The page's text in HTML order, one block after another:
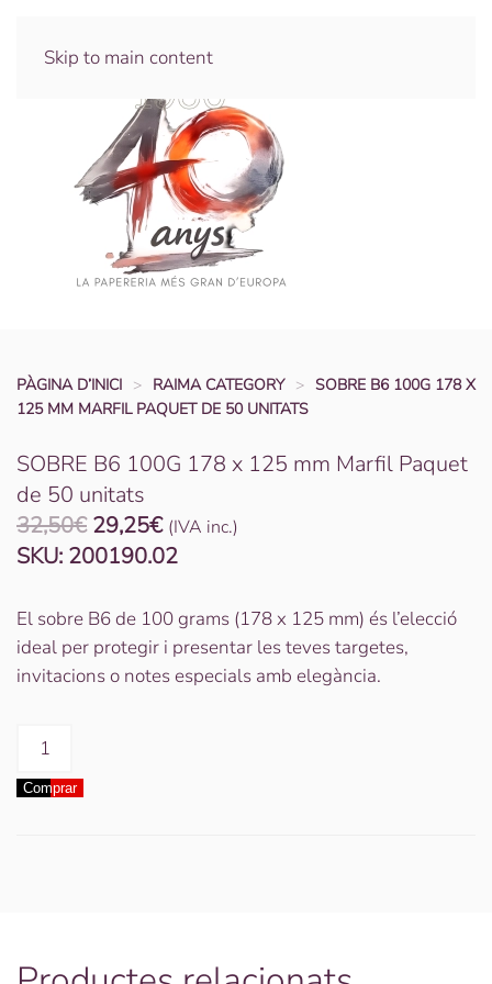
Skip to main content
PÀGINA D’INICI RAIMA CATEGORY
SOBRE B6 100G 178 X
125 MM MARFIL PAQUET DE 50 UNITATS
SOBRE B6 100G 178 x 125 mm Marfil Paquet
de 50 unitats
32,50€ El
preu
era:
32,50€.
29,25€El
preu
és:
29,25€.
(IVA inc.)
SKU: 200190.02
El sobre B6 de 100 grams (178 x 125 mm) és l’elecció
ideal per protegir i presentar les teves targetes,
invitacions o notes especials amb elegància.
quantitat
SOBRE
mm
Comprar